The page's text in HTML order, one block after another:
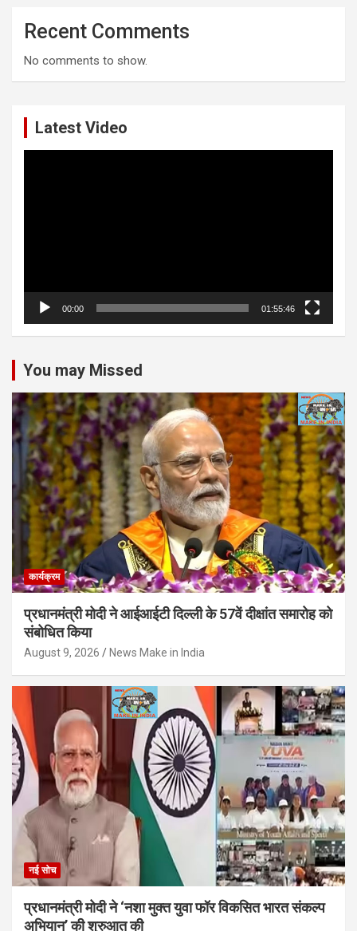
Recent Comments
No comments to show.
Latest Video
00:00 01:55:46
You may Missed
कार्यक्रम
प्रधानमंत्री मोदी ने आईआईटी दिल्ली के 57वें दीक्षांत समारोह को
संबोधित किया
August 9, 2026 News Make in India
नई सोच
प्रधानमंत्री मोदी ने ‘नशा मुक्त युवा फॉर विकसित भारत संकल्प
अभियान’ की शुरुआत की